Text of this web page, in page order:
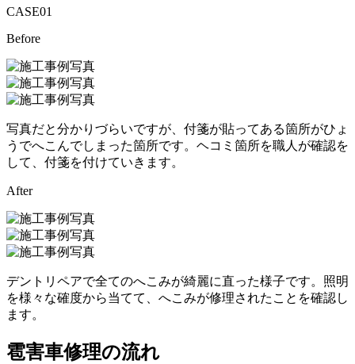
CASE01
Before
写真だと分かりづらいですが、付箋が貼ってある箇所がひょ
うでへこんでしまった箇所です。ヘコミ箇所を職人が確認を
して、付箋を付けていきます。
After
デントリペアで全てのへこみが綺麗に直った様子です。照明
を様々な確度から当てて、へこみが修理されたことを確認し
ます。
雹害車修理の流れ